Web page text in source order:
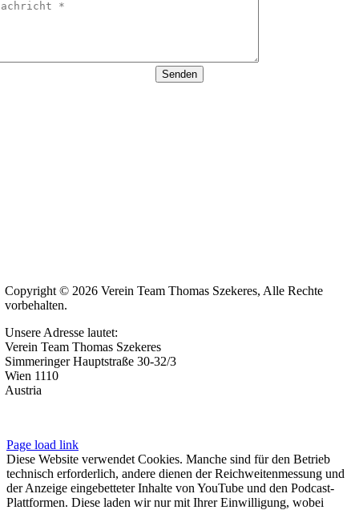
Senden
Copyright © 2026 Verein Team Thomas Szekeres, Alle Rechte
vorbehalten.
Unsere Adresse lautet:
Verein Team Thomas Szekeres
Simmeringer Hauptstraße 30-32/3
Wien 1110
Austria
Page load link
Diese Website verwendet Cookies. Manche sind für den Betrieb
technisch erforderlich, andere dienen der Reichweitenmessung und
der Anzeige eingebetteter Inhalte von YouTube und den Podcast-
Plattformen. Diese laden wir nur mit Ihrer Einwilligung, wobei